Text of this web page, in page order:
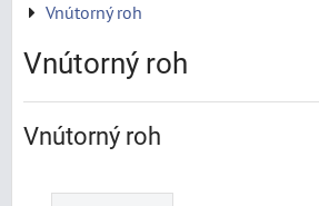
Vnútorný roh
Vnútorný roh
Vnútorný roh